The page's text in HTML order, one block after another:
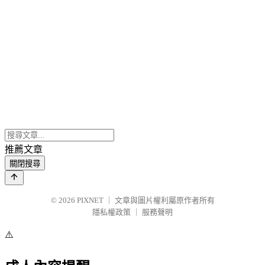
推薦文章
關閉搜尋
© 2026 PIXNET
文章與圖片權利屬原作者所有
隱私權政策
服務聲明
⚠️